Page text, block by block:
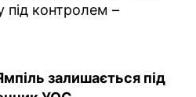
під контролем –
залишається під